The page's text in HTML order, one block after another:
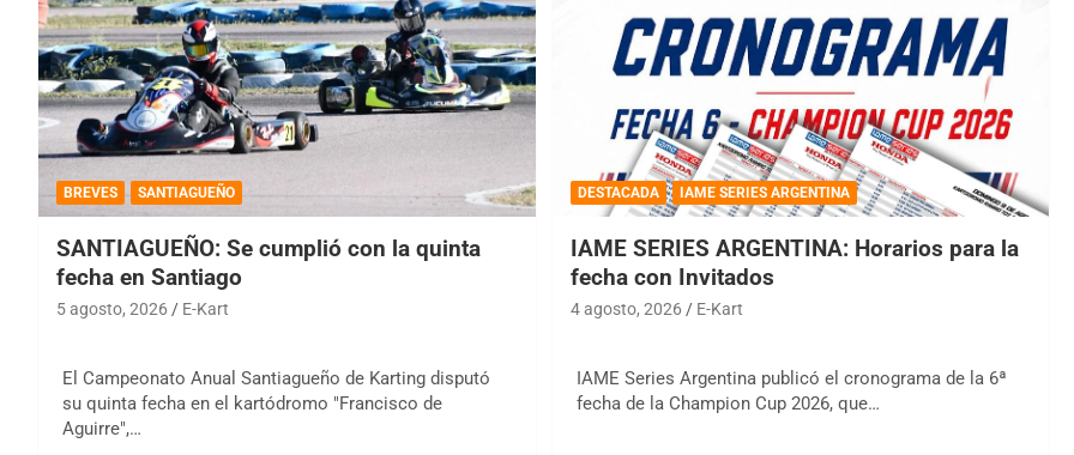
BREVES SANTIAGUEÑO
SANTIAGUEÑO: Se cumplió con la quinta
fecha en Santiago
5 agosto, 2026 E-Kart
El Campeonato Anual Santiagueño de Karting disputó
su quinta fecha en el kartódromo "Francisco de
Aguirre",…
DESTACADA IAME SERIES ARGENTINA
IAME SERIES ARGENTINA: Horarios para la
fecha con Invitados
4 agosto, 2026 E-Kart
IAME Series Argentina publicó el cronograma de la 6ª
fecha de la Champion Cup 2026, que…